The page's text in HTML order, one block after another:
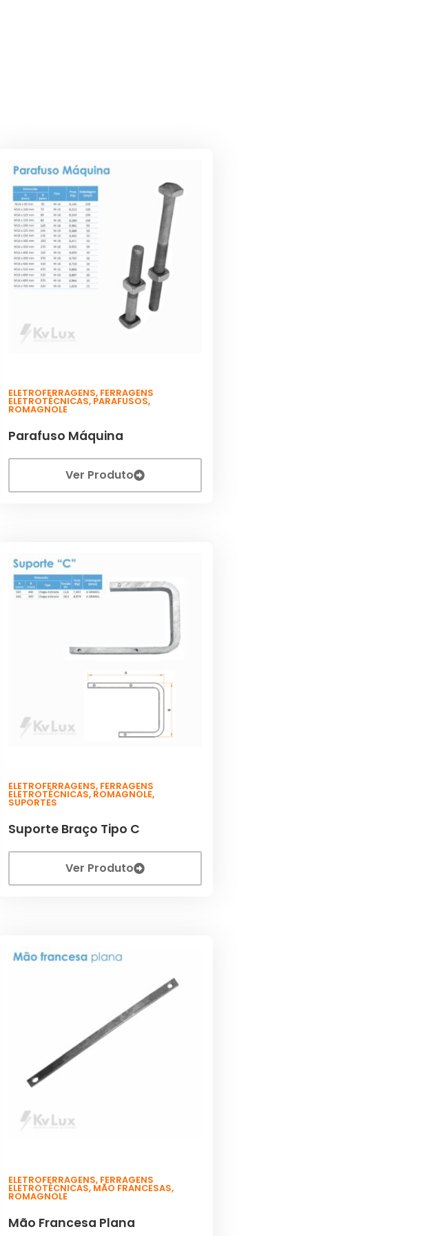
ELETROFERRAGENS, FERRAGENS
ELETROTÉCNICAS, PARAFUSOS,
ROMAGNOLE
Parafuso Máquina
Ver Produto
ELETROFERRAGENS, FERRAGENS
ELETROTÉCNICAS, ROMAGNOLE,
SUPORTES
Suporte Braço Tipo C
Ver Produto
ELETROFERRAGENS, FERRAGENS
ELETROTÉCNICAS, MÃO FRANCESAS,
ROMAGNOLE
Mão Francesa Plana